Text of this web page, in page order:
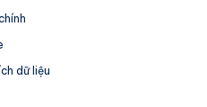
dữ liệu